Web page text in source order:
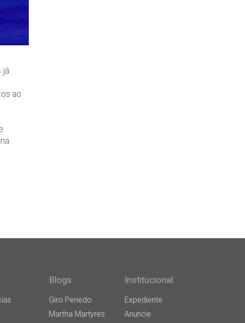
já
ao
Blogs
Giro Penedo
Martha Martyres
Institucional
Expediente
Anuncie